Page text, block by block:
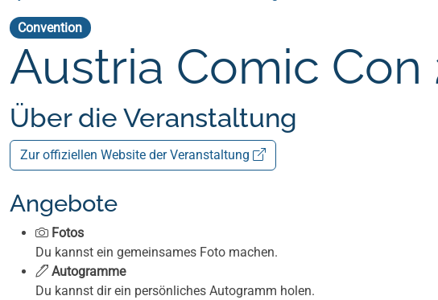
Convention
Austria Comic Con
Über die Veranstaltung
Zur offiziellen Website der Veranstaltung
Angebote
Fotos
Du kannst ein gemeinsames Foto machen.
Autogramme
Du kannst dir ein persönliches Autogramm holen.